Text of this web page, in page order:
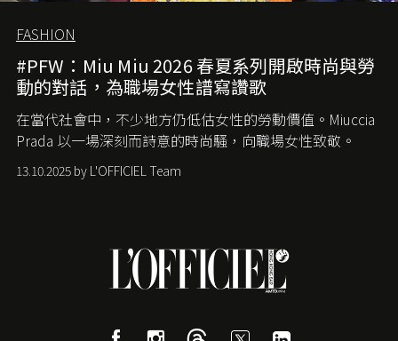
FASHION
#PFW：Miu Miu 2026 春夏系列開啟時尚與勞
動的對話，為職場女性譜寫讚歌
在當代社會中，不少地方仍低估女性的勞動價值。 Miuccia
Prada 以一場深刻而詩意的時尚騷，向職場女性致敬。
13.10.2025 by L'OFFICIEL Team